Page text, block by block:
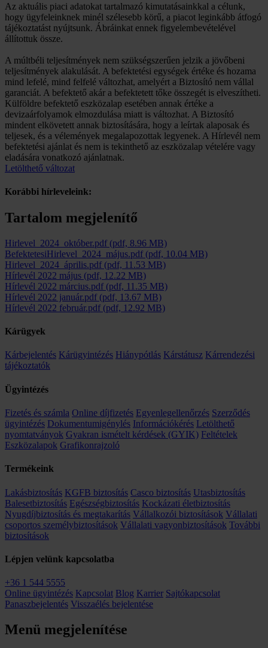
Az aktuális piaci adatokat tartalmazó kimutatásainkkal a célunk,
hogy ügyfeleinknek minél szélesebb körű, a piacot leginkább átfogó
tájékoztatást nyújtsunk. Ábráinkat ennek figyelembevételével
állítottuk össze.
A múltbéli teljesítmények nem szükségszerűen jelzik a jövőbeni
teljesítmények alakulását. A befektetési egységek értéke és hozama
mind lefelé, mind felfelé változhat, amelyért a Biztosító nem vállal
garanciát. A befektető akár a befektetett tőke összegét is elveszítheti.
Külföldre befektető eszközalap esetében annak értéke a
devizaárfolyamok elmozdulása miatt is változhat. A Biztosító
mindent elkövetett annak biztosítására, hogy a leírtak alaposak és
teljesek, és a vélemények megalapozottak legyenek. A Hírlevél nem
befektetési ajánlat és nem is tekinthető az eszközalap vételére vagy
eladására vonatkozó ajánlatnak.
Letölthető változat
Korábbi hírleveleink:
Tartalom megjelenítő
Hirlevel_2024_október.pdf (pdf, 8.96 MB)
BefektetesiHirlevel_2024_május.pdf (pdf, 10.04 MB)
Hirlevel_2024_április.pdf (pdf, 11.53 MB)
Hírlevél 2022 május (pdf, 12.22 MB)
Hírlevél 2022 március.pdf (pdf, 11.35 MB)
Hírlevél 2022 január.pdf (pdf, 13.67 MB)
Hírlevél 2022 február.pdf (pdf, 12.92 MB)
Kárügyek
Kárbejelentés Kárügyintézés Hiánypótlás Kárstátusz Kárrendezési
tájékoztatók
Ügyintézés
Fizetés és számla Online díjfizetés Egyenlegellenőrzés Szerződés
ügyintézés Dokumentumigénylés Információkérés Letölthető
nyomtatványok Gyakran ismételt kérdések (GYIK) Feltételek
Eszközalapok Grafikonrajzoló
Termékeink
Lakásbiztosítás KGFB biztosítás Casco biztosítás Utasbiztosítás
Balesetbiztosítás Egészségbiztosítás Kockázati életbiztosítás
Nyugdíjbiztosítás és megtakarítás Vállalkozói biztosítások Vállalati
csoportos személybiztosítások Vállalati vagyonbiztosítások További
biztosítások
Lépjen velünk kapcsolatba
+36 1 544 5555
Online ügyintézés Kapcsolat Blog Karrier Sajtókapcsolat
Panaszbejelentés Visszaélés bejelentése
Menü megjelenítése